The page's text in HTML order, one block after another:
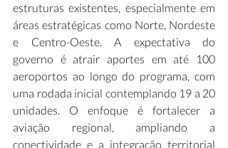
estruturas existentes, especialmente em
áreas estratégicas como Norte, Nordeste
e Centro-Oeste. A expectativa do
governo é atrair aportes em até 100
aeroportos ao longo do programa, com
uma rodada inicial contemplando 19 a 20
unidades. O enfoque é fortalecer a
aviação regional, ampliando a
conectividade e a integração territorial